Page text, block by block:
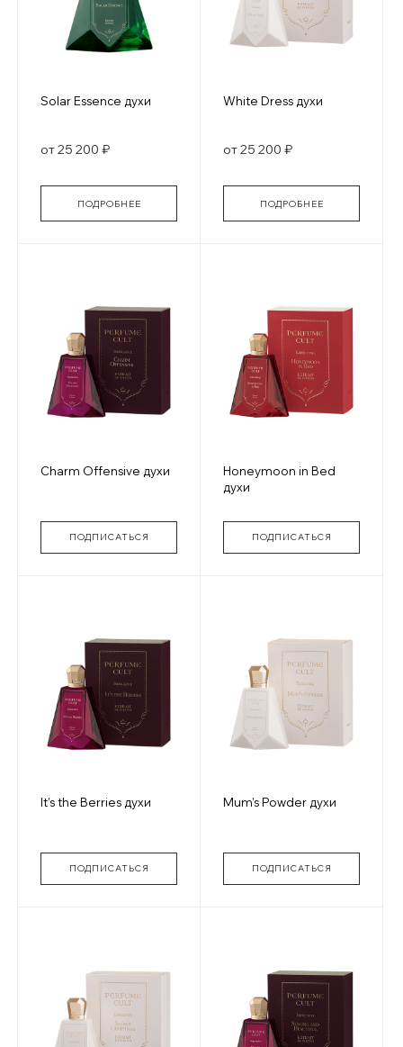
Solar Essence духи
от 25 200 ₽
ПОДРОБНЕЕ
White Dress духи
от 25 200 ₽
ПОДРОБНЕЕ
Charm Offensive духи
ПОДПИСАТЬСЯ
Honeymoon in Bed
духи
ПОДПИСАТЬСЯ
It’s the Berries духи
ПОДПИСАТЬСЯ
Mum’s Powder духи
ПОДПИСАТЬСЯ